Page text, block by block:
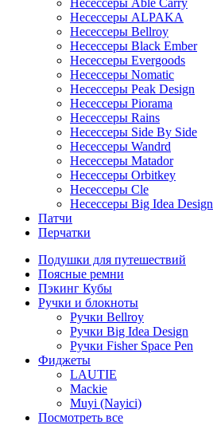
Несессеры Able Carry
Несессеры ALPAKA
Несессеры Bellroy
Несессеры Black Ember
Несессеры Evergoods
Несессеры Nomatic
Несессеры Peak Design
Несессеры Piorama
Несессеры Rains
Несессеры Side By Side
Несессеры Wandrd
Несессеры Matador
Несессеры Orbitkey
Несессеры Cle
Несессеры Big Idea Design
Патчи
Перчатки
Подушки для путешествий
Поясные ремни
Пэкинг Кубы
Ручки и блокноты
Ручки Bellroy
Ручки Big Idea Design
Ручки Fisher Space Pen
Фиджеты
LAUTIE
Mackie
Muyi (Nayici)
Посмотреть все